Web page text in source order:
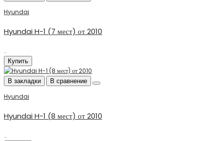
Hyundai
Hyundai H-1 (7 мест) от 2010
..
Купить
В закладки В сравнение
Hyundai
Hyundai H-1 (8 мест) от 2010
..